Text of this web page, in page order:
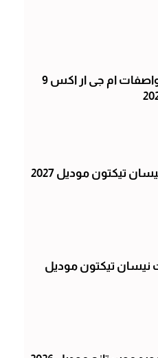
سعر ومواصفات ام جى ار اكس 9
تيكتون موديل 2027
نيسان تيكتون موديل